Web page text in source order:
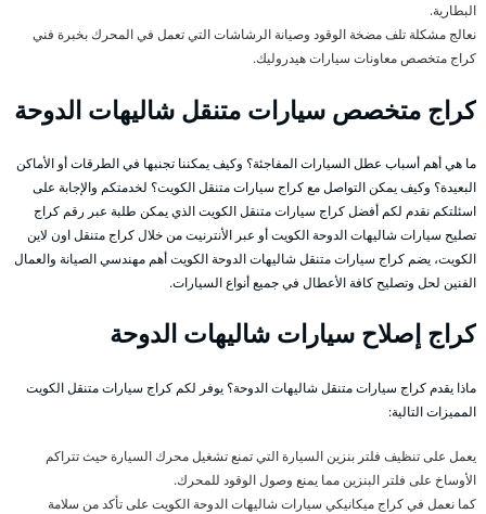
البطارية.
نعالج مشكلة تلف مضخة الوقود وصيانة الرشاشات التي تعمل في المحرك بخبرة فني
كراج متخصص معاونات سيارات هيدروليك.
كراج متخصص سيارات متنقل شاليهات الدوحة
ما هي أهم أسباب عطل السيارات المفاجئة؟ وكيف يمكننا تجنبها في الطرقات أو الأماكن
البعيدة؟ وكيف يمكن التواصل مع كراج سيارات متنقل الكويت؟ لخدمتكم والإجابة على
اسئلتكم نقدم لكم أفضل كراج سيارات متنقل الكويت الذي يمكن طلبة عبر رقم كراج
تصليح سيارات شاليهات الدوحة الكويت أو عبر الأنترنيت من خلال كراج متنقل اون لاين
الكويت، يضم كراج سيارات متنقل شاليهات الدوحة الكويت أهم مهندسي الصيانة والعمال
الفنين لحل وتصليح كافة الأعطال في جميع أنواع السيارات.
كراج إصلاح سيارات شاليهات الدوحة
ماذا يقدم كراج سيارات متنقل شاليهات الدوحة؟ يوفر لكم كراج سيارات متنقل الكويت
المميزات التالية:
يعمل على تنظيف فلتر بنزين السيارة التي تمنع تشغيل محرك السيارة حيث تتراكم
الأوساخ على فلتر البنزين مما يمنع وصول الوقود للمحرك.
كما نعمل في كراج ميكانيكي سيارات شاليهات الدوحة الكويت على تأكد من سلامة